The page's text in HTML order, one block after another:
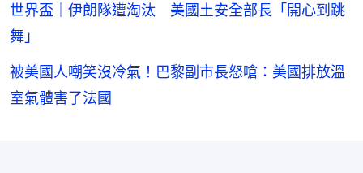
世界盃｜伊朗隊遭淘汰 美國土安全部長「開心到跳
舞」
被美國人嘲笑沒冷氣！巴黎副市長怒嗆：美國排放溫
室氣體害了法國